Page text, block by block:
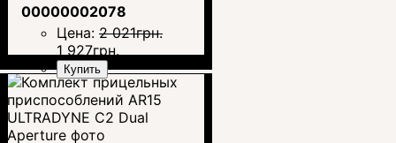
00000002078
Цена: 2 021грн.
1 927грн.
Купить